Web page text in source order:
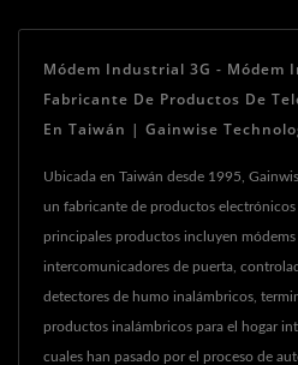
Módem Industrial 3G - Módem
Fabricante De Productos De
En Taiwán | Gainwise
Ubicada en Taiwán desde 1995,
un fabricante de productos
principales productos incluyen módems
intercomunicadores de puerta,
detectores de humo inalámbricos,
productos inalámbricos para el hogar
cuales han pasado por el proceso de